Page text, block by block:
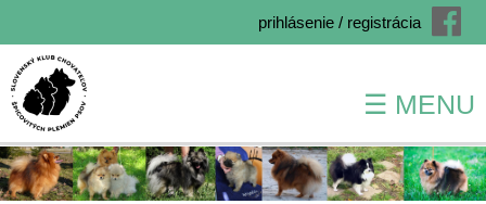
Skočiť
na
hlavný
prihlásenie / registrácia
☰ MENU